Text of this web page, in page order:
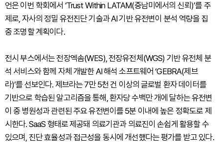
언은 이번 학회에서 ‘Trust Within LATAM(중남미에서의 신뢰)’를 주
제로, 자사의 정밀 유전진단 기술과 AI 기반 유전변이 분석 역량을 집
중 조명할 계획이다.
전시 부스에서는 전장엑솜(WES), 전장유전체(WGS) 기반 유전체 분
석 서비스와 함께 자체 개발한 AI 해석 소프트웨어 ‘GEBRA(제브
라)’를 선보인다. 제브라는 7만 5천 건 이상의 글로벌 환자 데이터를
기반으로 학습된 알고리즘을 통해, 환자당 수백만 개에 달하는 유전변
이 중 병원성과 관련된 주요 유전변이를 5분 이내에 높은 정확도로 제
시한다. SaaS 형태로 제공돼 의료기관과 의료진이 손쉽게 활용할 수
있으며, 진단 효율성과 접근성을 동시에 개선했다는 평가를 받고 있다.